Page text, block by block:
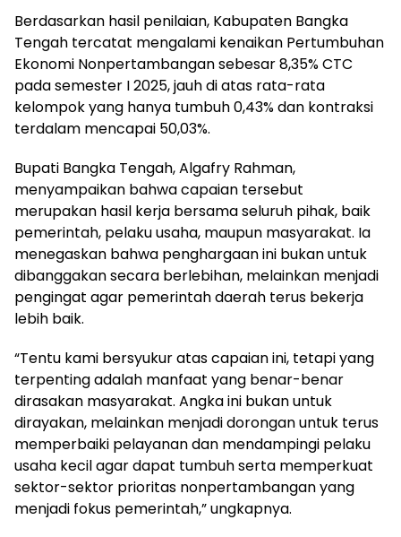
‎Berdasarkan hasil penilaian, Kabupaten Bangka
Tengah tercatat mengalami kenaikan Pertumbuhan
Ekonomi Nonpertambangan sebesar 8,35% CTC
pada semester I 2025, jauh di atas rata-rata
kelompok yang hanya tumbuh 0,43% dan kontraksi
terdalam mencapai 50,03%.
‎Bupati Bangka Tengah, Algafry Rahman,
menyampaikan bahwa capaian tersebut
merupakan hasil kerja bersama seluruh pihak, baik
pemerintah, pelaku usaha, maupun masyarakat. Ia
menegaskan bahwa penghargaan ini bukan untuk
dibanggakan secara berlebihan, melainkan menjadi
pengingat agar pemerintah daerah terus bekerja
lebih baik.
‎“Tentu kami bersyukur atas capaian ini, tetapi yang
terpenting adalah manfaat yang benar-benar
dirasakan masyarakat. Angka ini bukan untuk
dirayakan, melainkan menjadi dorongan untuk terus
memperbaiki pelayanan dan mendampingi pelaku
usaha kecil agar dapat tumbuh serta memperkuat
sektor-sektor prioritas nonpertambangan yang
menjadi fokus pemerintah,” ungkapnya.